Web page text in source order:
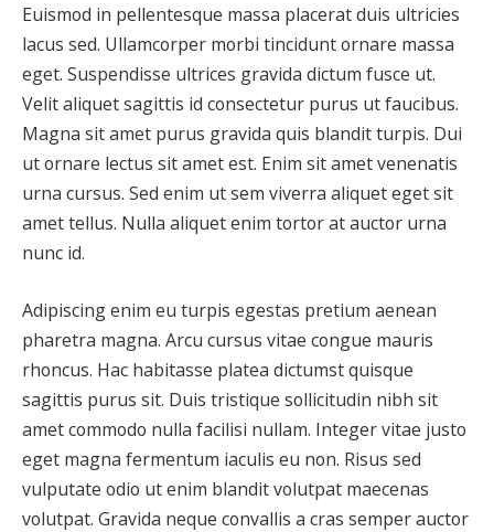
Euismod in pellentesque massa placerat duis ultricies
lacus sed. Ullamcorper morbi tincidunt ornare massa
eget. Suspendisse ultrices gravida dictum fusce ut.
Velit aliquet sagittis id consectetur purus ut faucibus.
Magna sit amet purus gravida quis blandit turpis. Dui
ut ornare lectus sit amet est. Enim sit amet venenatis
urna cursus. Sed enim ut sem viverra aliquet eget sit
amet tellus. Nulla aliquet enim tortor at auctor urna
nunc id.
Adipiscing enim eu turpis egestas pretium aenean
pharetra magna. Arcu cursus vitae congue mauris
rhoncus. Hac habitasse platea dictumst quisque
sagittis purus sit. Duis tristique sollicitudin nibh sit
amet commodo nulla facilisi nullam. Integer vitae justo
eget magna fermentum iaculis eu non. Risus sed
vulputate odio ut enim blandit volutpat maecenas
volutpat. Gravida neque convallis a cras semper auctor